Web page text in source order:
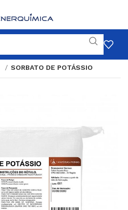
SORBATO DE POTÁSSIO